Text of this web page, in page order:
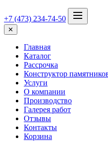
+7 (473) 234-74-50
✕
Главная
Каталог
Рассрочка
Конструктор
Услуги
О компании
Производство
Галерея работ
Отзывы
Контакты
Корзина